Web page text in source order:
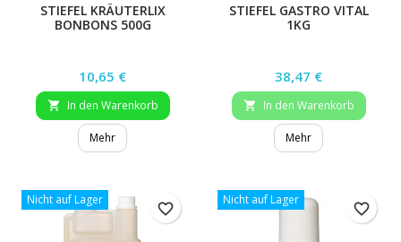
STIEFEL KRÄUTERLIX
BONBONS 500G
Preis
10,65 €
 In den Warenkorb
Mehr
STIEFEL GASTRO VITAL
1KG
Preis
38,47 €
 In den Warenkorb
Mehr
Nicht auf Lager
favorite_border
Nicht auf Lager
favorite_border